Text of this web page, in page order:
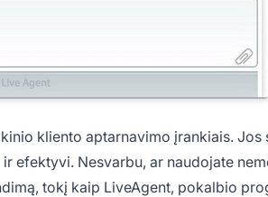
kliento aptarnavimo įrankiais. Jos
efektyvi. Nesvarbu, ar naudojate
tokį kaip LiveAgent, pokalbio